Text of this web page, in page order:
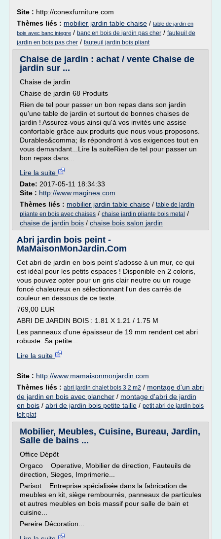
Site : http://conexfurniture.com
Thèmes liés : mobilier jardin table chaise / table de jardin en
bois avec banc integre / banc en bois de jardin pas cher / fauteuil de
jardin en bois pas cher / fauteuil jardin bois pliant
Chaise de jardin : achat / vente Chaise de
jardin sur ...
Chaise de jardin
Chaise de jardin 68 Produits
Rien de tel pour passer un bon repas dans son jardin
qu'une table de jardin et surtout de bonnes chaises de
jardin ! Assurez-vous ainsi qu'à vos invités une assise
confortable grâce aux produits que nous vous proposons.
Durables&comma; ils répondront à vos exigences tout en
vous demandant...Lire la suiteRien de tel pour passer un
bon repas dans...
Lire la suite
Date: 2017-05-11 18:34:33
Site : http://www.maginea.com
Thèmes liés : mobilier jardin table chaise / table de jardin
pliante en bois avec chaises / chaise jardin pliante bois metal /
chaise de jardin bois / chaise bois salon jardin
Abri jardin bois peint -
MaMaisonMonJardin.Com
Cet abri de jardin en bois peint s'adosse à un mur, ce qui
est idéal pour les petits espaces ! Disponible en 2 coloris,
vous pouvez opter pour un gris clair neutre ou un rouge
foncé chaleureux en sélectionnant l'un des carrés de
couleur en dessous de ce texte.
769,00 EUR
ABRI DE JARDIN BOIS : 1.81 X 1.21 / 1.75 M
Les panneaux d'une épaisseur de 19 mm rendent cet abri
robuste. Sa petite...
Lire la suite
Site : http://www.mamaisonmonjardin.com
Thèmes liés : abri jardin chalet bois 3 2 m2 / montage d'un abri
de jardin en bois avec plancher / montage d'abri de jardin
en bois / abri de jardin bois petite taille / petit abri de jardin bois
toit plat
Mobilier, Meubles, Cuisine, Bureau, Jardin,
Salle de bains ...
Office Dépôt
Orgaco Operative, Mobilier de direction, Fauteuils de
direction, Sieges, Imprimerie...
Parisot Entreprise spécialisée dans la fabrication de
meubles en kit, siège rembourrés, panneaux de particules
et autres meubles en bois massif pour salle de bain et
cuisine...
Pereire Décoration...